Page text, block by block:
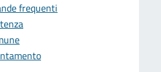
frequenti